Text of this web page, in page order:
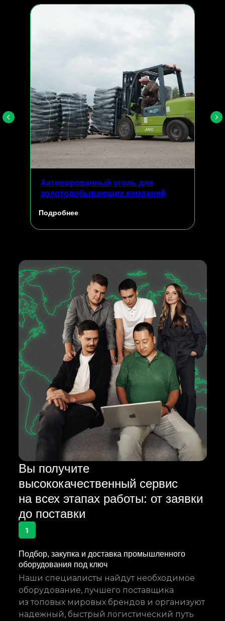
Активированный уголь для
золотодобывающих компаний
Подробнее
Вы получите
высококачественный сервис
на всех этапах работы: от заявки
до поставки
1
Подбор, закупка и доставка промышленного
оборудования под ключ
Наши специалисты найдут необходимое
оборудование, лучшего поставщика
из топовых мировых брендов и организуют
надежный, быстрый логистический путь